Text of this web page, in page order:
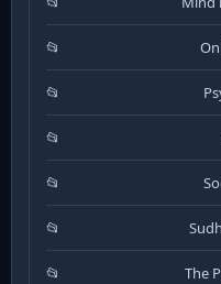
The